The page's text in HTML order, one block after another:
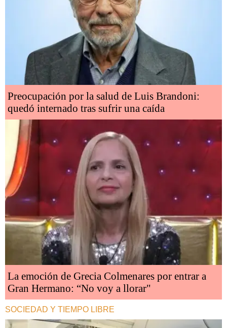
Preocupación por la salud de Luis Brandoni:
quedó internado tras sufrir una caída
La emoción de Grecia Colmenares por entrar a
Gran Hermano: “No voy a llorar"
SOCIEDAD Y TIEMPO LIBRE